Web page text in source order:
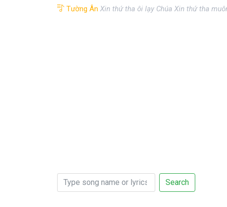
Tường Ân Xin thứ tha ôi lạy Chúa Xin thứ tha
Search